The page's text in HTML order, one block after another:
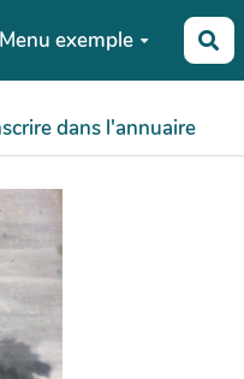
Menu exemple
dans l'annuaire